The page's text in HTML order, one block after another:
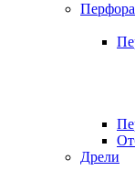
Дрели